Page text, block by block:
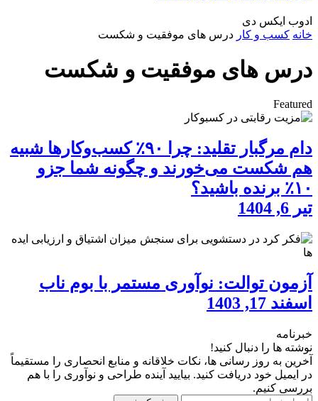
ادوب ایکس دی
خانه کسب و کار درس های موفقیت و شکست
درس های موفقیت و شکست
Featured
دام مرگبار تقلید: چرا ۹۰٪ کسب‌وکارها شبیه
هم شکست می‌خورند و چگونه شما جزو
۱۰٪ برنده باشید؟
تیر 6, 1404
آزمون توالت: نوآوری مستمر با بوم ناب
اسفند 17, 1403
خبرنامه
نوشته ها را دنبال کنید!
آخرین به روز رسانی ها، نکات خلاقانه و منابع انحصاری را مستقیماً
در ایمیل خود دریافت کنید. بیایید آینده طراحی و نوآوری را با هم
بررسی کنیم.